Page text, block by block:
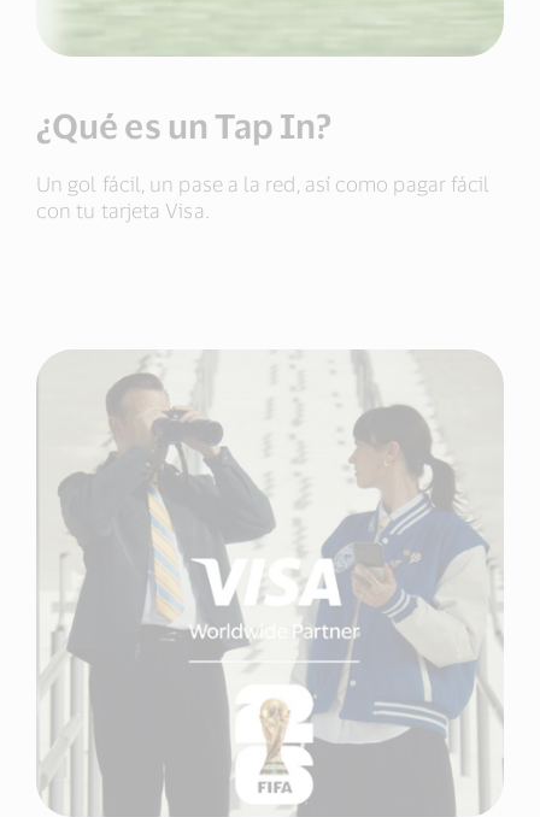
¿Qué es un Tap In?
Un gol fácil, un pase a la red, así como pagar fácil
con tu tarjeta Visa.